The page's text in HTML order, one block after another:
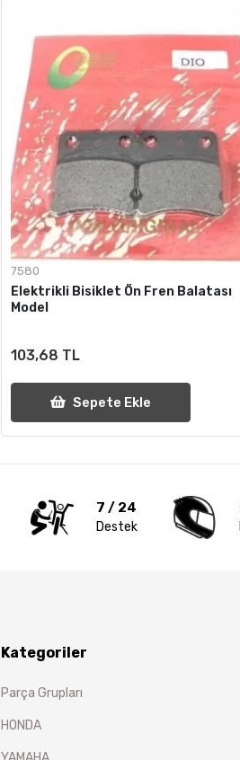
7580
Elektrikli Bisiklet Ön Fren Balatası
Model
103,68 TL
Sepete Ekle
7 / 24
Destek
Kategoriler
Parça Grupları
HONDA